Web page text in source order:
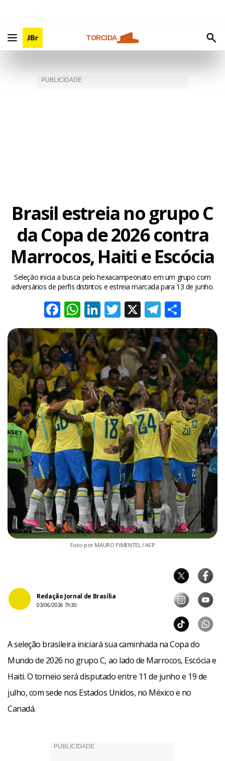
TORCIDA
Brasil estreia no grupo C
da Copa de 2026 contra
Marrocos, Haiti e Escócia
Seleção inicia a busca pelo hexacampeonato em um grupo com
adversários de perfis distintos e estreia marcada para 13 de junho.
Facebook
WhatsApp
LinkedIn
Twitter
X
Foto por MAURO PIMENTEL / AFP
Redação Jornal de Brasília
03/06/2026 7h30
A seleção brasileira iniciará sua caminhada na Copa do
Mundo de 2026 no grupo C, ao lado de Marrocos, Escócia e
Haiti. O torneio será disputado entre 11 de junho e 19 de
julho, com sede nos Estados Unidos, no México e no
Canadá.